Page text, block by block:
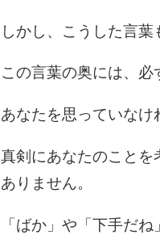
しかし、こうした言葉
この言葉の奥には、必
あなたを思っていなけ
真剣にあなたのことを
ありません。
「ばか」や「下手だ